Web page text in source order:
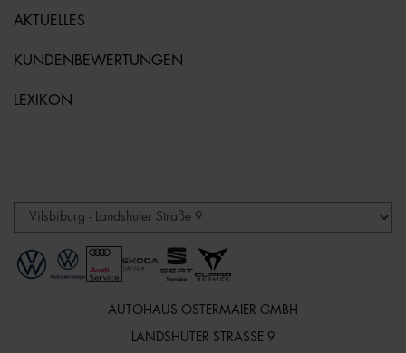
AKTUELLES
KUNDENBEWERTUNGEN
LEXIKON
AUTOHAUS OSTERMAIER GMBH
LANDSHUTER STRASSE 9